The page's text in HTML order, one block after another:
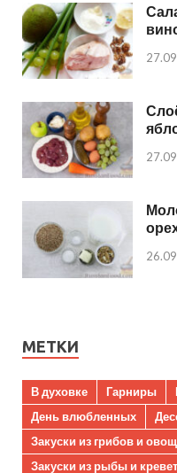
МЕТКИ
В духовке Гарниры
День влюбленных
Закуски из грибов и
Закуски из рыбы и